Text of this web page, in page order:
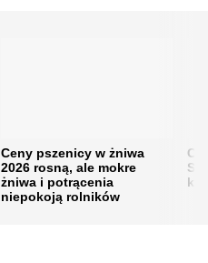
Ceny pszenicy w żniwa
2026 rosną, ale mokre
żniwa i potrącenia
niepokoją rolników